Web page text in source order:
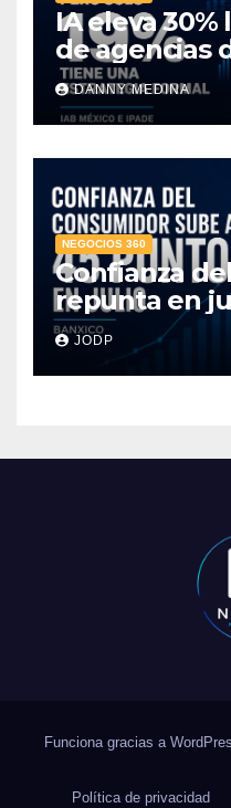
IA eleva
de agencias
pone en
hora: IAB
DANNY MEDINA
NEGOCIOS 360
Confianza
repunta en
por debajo
JODP
Funciona gracias a
Política de privacidad